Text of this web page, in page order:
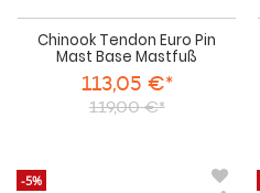
Chinook Tendon Euro Pin
Mast Base Mastfuß
113,05 €*
119,00 €*
-5%